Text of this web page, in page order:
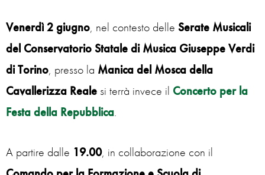
Venerdì 2 giugno, nel contesto delle Serate Musicali
del Conservatorio Statale di Musica Giuseppe Verdi
di Torino, presso la Manica del Mosca della
Cavallerizza Reale si terrà invece il Concerto per la
Festa della Repubblica.
A partire dalle 19.00, in collaborazione con il